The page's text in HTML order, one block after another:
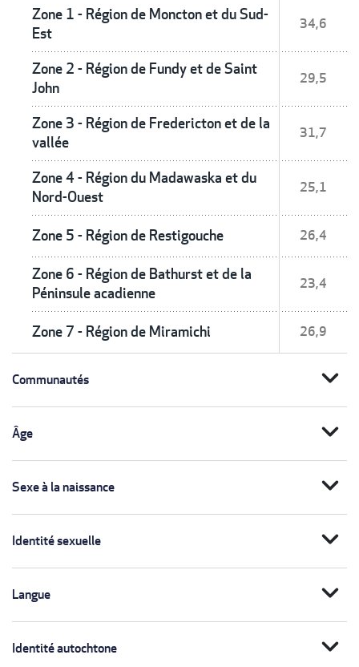
Zone 1 - Région de Moncton et du Sud-
Est
34,6
Zone 2 - Région de Fundy et de Saint
John
29,5
Zone 3 - Région de Fredericton et de la
vallée
31,7
Zone 4 - Région du Madawaska et du
Nord-Ouest
25,1
Zone 5 - Région de Restigouche 26,4
Zone 6 - Région de Bathurst et de la
Péninsule acadienne
23,4
Zone 7 - Région de Miramichi 26,9
Communautés expand_more
Âge expand_more
Sexe à la naissance expand_more
Identité sexuelle expand_more
Langue expand_more
Identité autochtone expand_more